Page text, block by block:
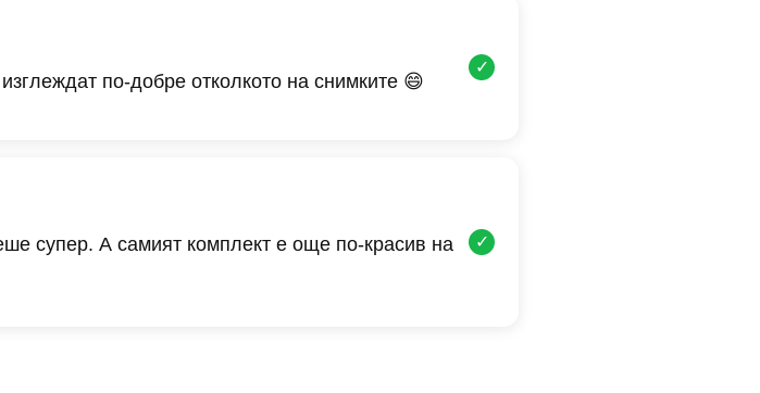
по-добре отколкото на снимките 😄
✓
супер. А самият комплект е още по-красив на
✓